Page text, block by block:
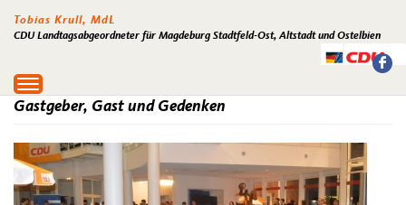
Tobias Krull, MdL
CDU Landtagsabgeordneter für Magdeburg Stadtfeld-Ost, Altstadt und Ostelbien
Toggle
navigation
Gastgeber, Gast und Gedenken